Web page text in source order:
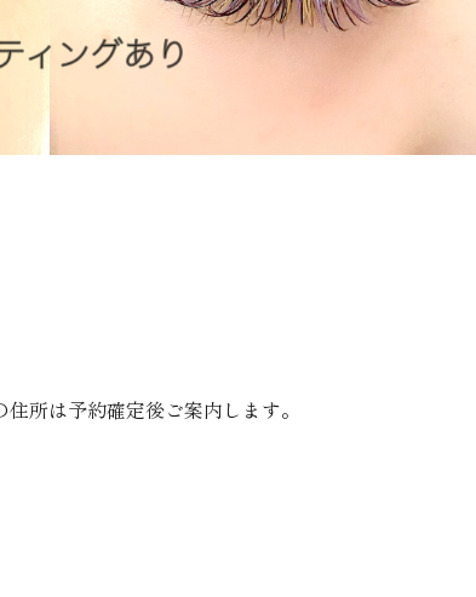
所は予約確定後ご案内します。